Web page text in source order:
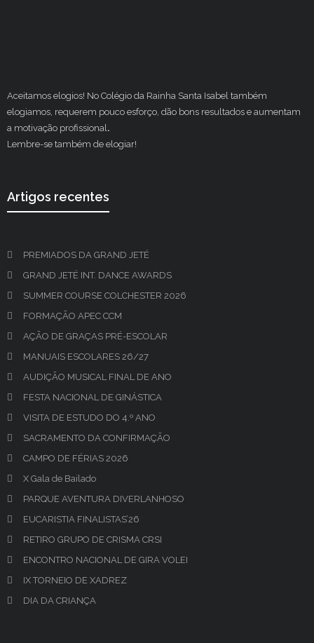
Aceitamos elogios! No Colégio da Rainha Santa Isabel também
elogiamos, requerem pouco esforço, dão bons resultados e aumentam
a motivação profissional.
Lembre-se também de elogiar!
Artigos recentes
PREMIADOS DA GRAND JETÉ
GRAND JETÉ INT. DANCE AWARDS
SUMMER COURSE COLCHESTER 2026
FORMAÇÃO APEC CCM
AÇÃO DE GRAÇAS PRÉ-ESCOLAR
MANUAIS ESCOLARES 26/27
AUDIÇÃO MUSICAL FINAL DE ANO
FESTA NACIONAL DE GINÁSTICA
VISITA DE ESTUDO DO 4.º ANO
SACRAMENTO DA CONFIRMAÇÃO
CAMPO DE FÉRIAS 2026
X Gala de Bailado
PARQUE AVENTURA DIVERLANHOSO
EUCARISTIA FINALISTAS’26
RETIRO GRUPO DE CRISMA CRSI
ENCONTRO NACIONAL DE GIRA VOLEI
IX TORNEIO DE XADREZ
DIA DA CRIANÇA